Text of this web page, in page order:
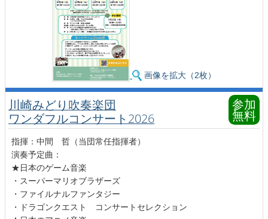
画像を拡大（2枚）
参加
無料
川崎みどり吹奏楽団
ワンダフルコンサート2026
指揮：中間 哲（当団常任指揮者）
演奏予定曲：
★日本のゲーム音楽
・スーパーマリオブラザーズ
・ファイルナルファンタジー
・ドラゴンクエスト コンサートセレクション